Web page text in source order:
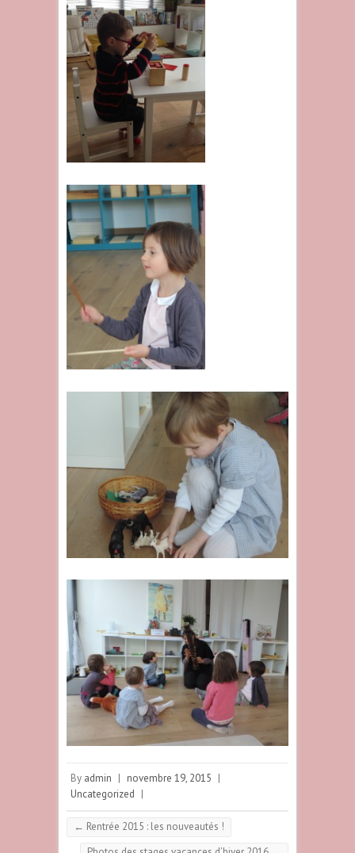
By admin | novembre 19, 2015 |
Uncategorized |
← Rentrée 2015 : les nouveautés !